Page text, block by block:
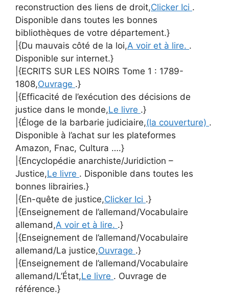
reconstruction des liens de droit,Clicker Ici .
Disponible dans toutes les bonnes
bibliothèques de votre département.}
|{Du mauvais côté de la loi,A voir et à lire. .
Disponible sur internet.}
|{ECRITS SUR LES NOIRS Tome 1 : 1789-
1808,Ouvrage .}
|{Efficacité de l’exécution des décisions de
justice dans le monde,Le livre .}
|{Éloge de la barbarie judiciaire,(la couverture) .
Disponible à l’achat sur les plateformes
Amazon, Fnac, Cultura ….}
|{Encyclopédie anarchiste/Juridiction –
Justice,Le livre . Disponible dans toutes les
bonnes librairies.}
|{En-quête de justice,Clicker Ici .}
|{Enseignement de l’allemand/Vocabulaire
allemand,A voir et à lire. .}
|{Enseignement de l’allemand/Vocabulaire
allemand/La justice,Ouvrage .}
|{Enseignement de l’allemand/Vocabulaire
allemand/L’État,Le livre . Ouvrage de
référence.}